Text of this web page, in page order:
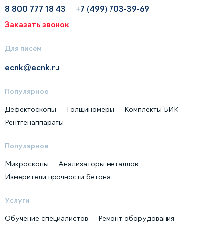
8 800 777 18 43
+7 (499) 703-39-69
Заказать звонок
Для писем
ecnk@ecnk.ru
Популярное
Дефектоскопы Толщиномеры
Комплекты ВИК
Рентгенаппараты
Популярное
Микроскопы
Анализаторы металлов
Измерители прочности бетона
Услуги
Обучение специалистов
Ремонт оборудования